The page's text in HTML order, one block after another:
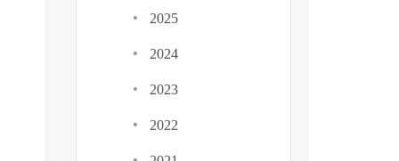
· 2025
· 2024
· 2023
· 2022